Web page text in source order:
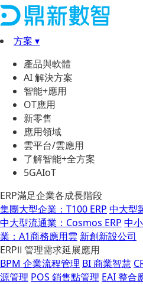
方案 ▾
產品與軟體
AI 解決方案
智能+應用
OT應用
新零售
應用領域
雲平台/雲應用
了解智能+全方案
5GAIoT
ERP滿足企業各成長階段
集團大型企業：T100 ERP 中大型
中大型流通業：Cosmos ERP 中
業：A1商務應用雲 新創新設公司
ERPⅡ 管理需求延展應用
BPM 企業流程管理 BI 商業智慧
源管理 POS 銷售點管理 EAI 整合